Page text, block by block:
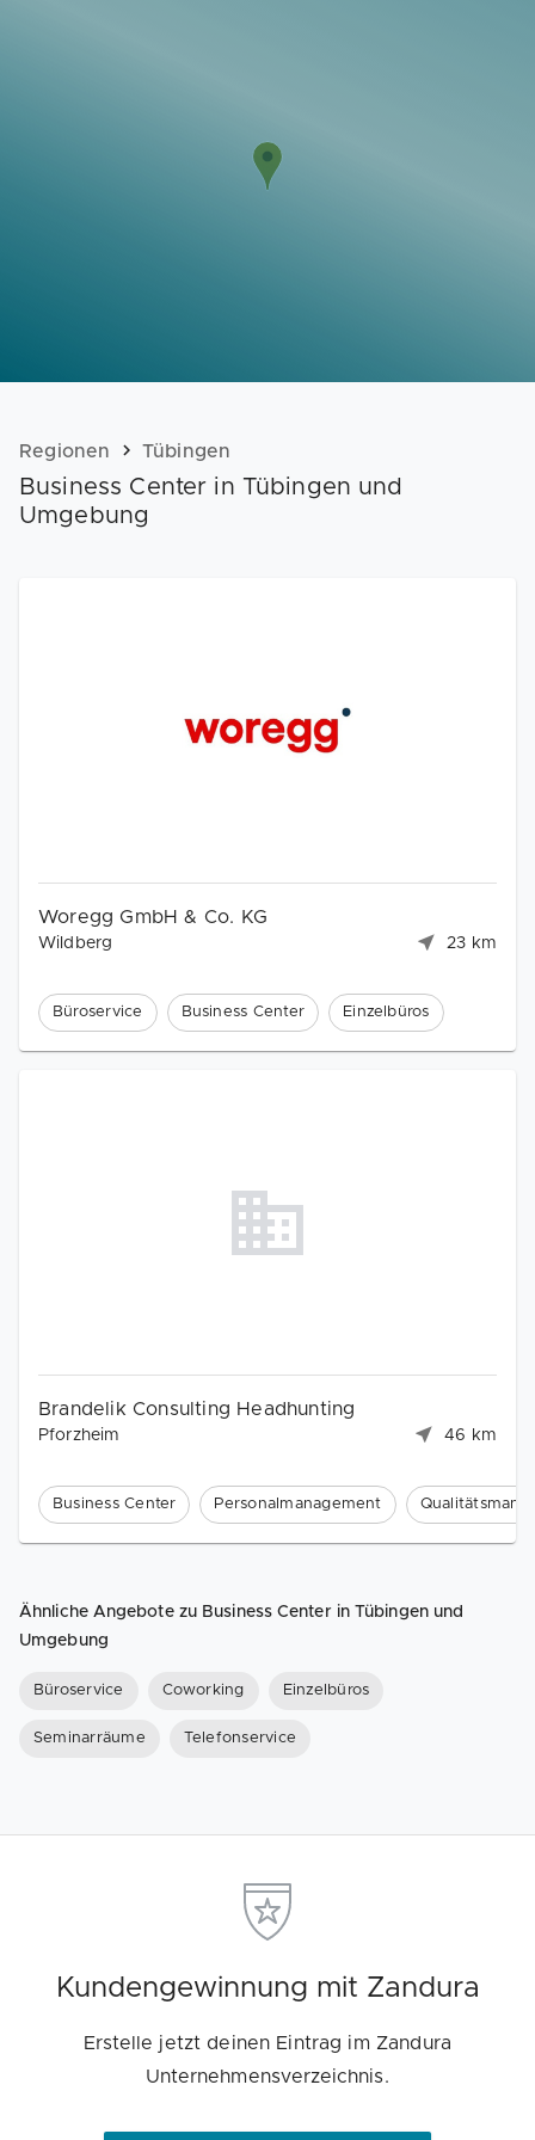
Webinare
Regionen Tübingen
Business Center in Tübingen und
Umgebung
Woregg GmbH & Co. KG
Wildberg 23 km
Büroservice Business Center Einzelbüros
Brandelik Consulting Headhunting
Pforzheim 46 km
Business Center Personalmanagement
Ähnliche Angebote zu Business Center in Tübingen und
Umgebung
Büroservice Coworking Einzelbüros
Seminarräume Telefonservice
Kundengewinnung mit Zandura
Erstelle jetzt deinen Eintrag im Zandura
Unternehmensverzeichnis.